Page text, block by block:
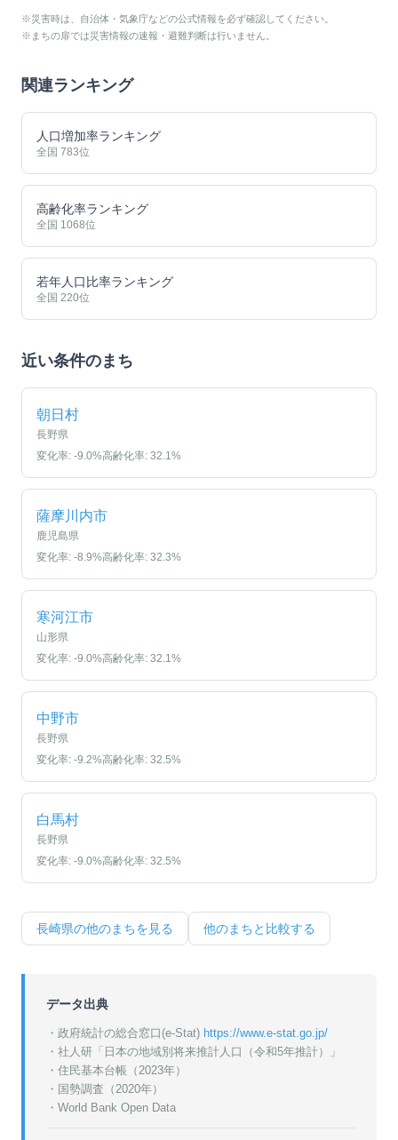
※災害時は、自治体・気象庁などの公式情報を必ず確認してください。
※まちの扉では災害情報の速報・避難判断は行いません。
関連ランキング
人口増加率ランキング
全国 783位
高齢化率ランキング
全国 1068位
若年人口比率ランキング
全国 220位
近い条件のまち
朝日村
長野県
変化率: -9.0%高齢化率: 32.1%
薩摩川内市
鹿児島県
変化率: -8.9%高齢化率: 32.3%
寒河江市
山形県
変化率: -9.0%高齢化率: 32.1%
中野市
長野県
変化率: -9.2%高齢化率: 32.5%
白馬村
長野県
変化率: -9.0%高齢化率: 32.5%
長崎県の他のまちを見る 他のまちと比較する
データ出典
・政府統計の総合窓口(e-Stat) https://www.e-stat.go.jp/
・ 社人研「日本の地域別将来推計人口（令和5年推計）」
・ 住民基本台帳（2023年）
・ 国勢調査（2020年）
・World Bank Open Data